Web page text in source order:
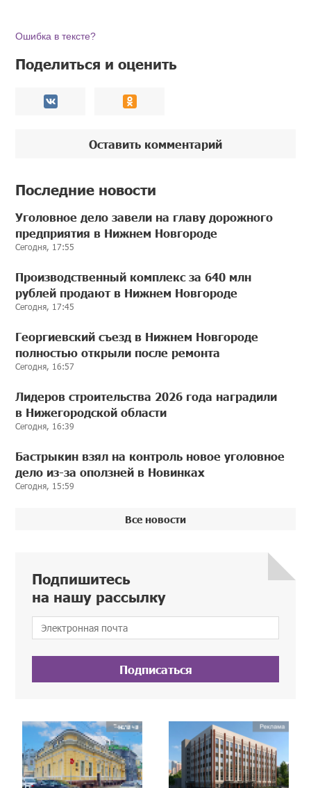
Ошибка в тексте?
Поделиться и оценить
Оставить комментарий
Последние новости
Уголовное дело завели на главу дорожного
предприятия в Нижнем Новгороде
Сегодня, 17:55
Производственный комплекс за 640 млн
рублей продают в Нижнем Новгороде
Сегодня, 17:45
Георгиевский съезд в Нижнем Новгороде
полностью открыли после ремонта
Сегодня, 16:57
Лидеров строительства 2026 года наградили
в Нижегородской области
Сегодня, 16:39
Бастрыкин взял на контроль новое уголовное
дело из-за оползней в Новинках
Сегодня, 15:59
Все новости
Подпишитесь
на нашу рассылку
Подписаться